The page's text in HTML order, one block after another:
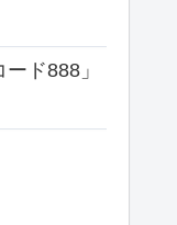
ド888」